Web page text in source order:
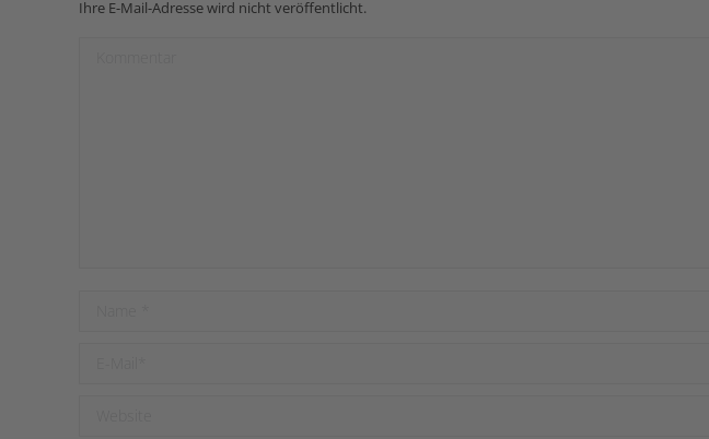
Ihre E-Mail-Adresse wird nicht veröffentlicht.